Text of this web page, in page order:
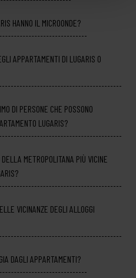
HANNO IL MICROONDE?
APPARTAMENTI DI LUGARIS O
DI PERSONE CHE POSSONO
LUGARIS?
METROPOLITANA PIÙ VICINE
VICINANZE DEGLI ALLOGGI
DAGLI APPARTAMENTI?